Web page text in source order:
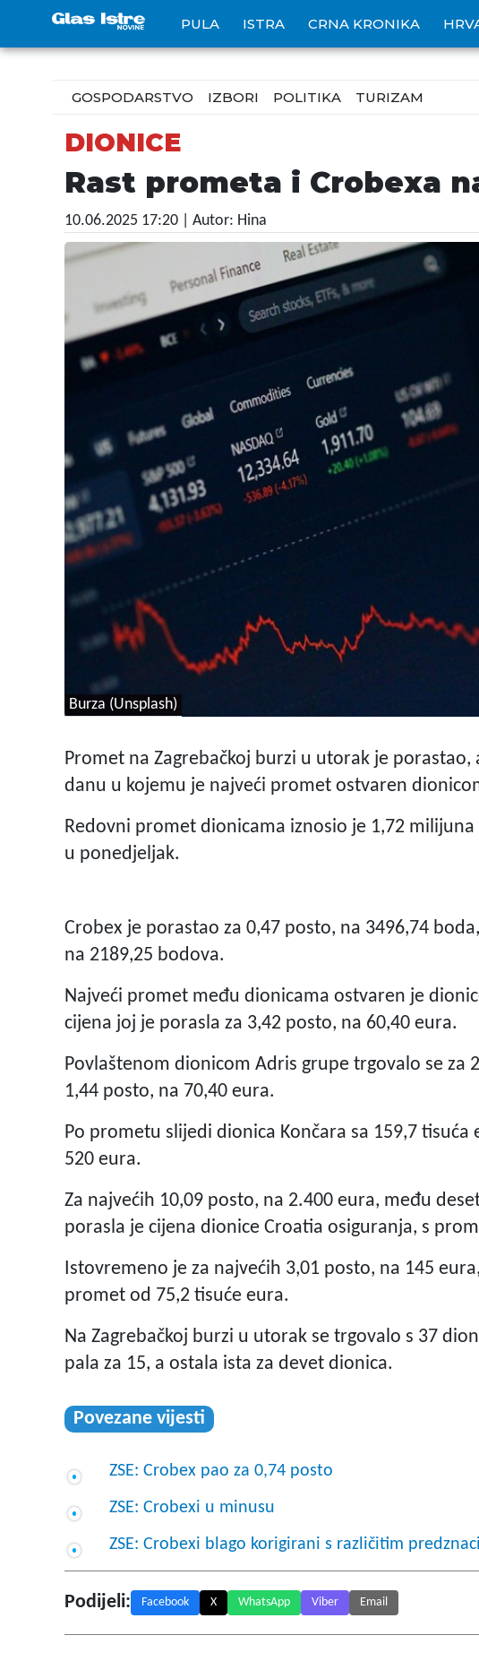
PULA ISTRA CRNA KRONIKA
GOSPODARSTVO IZBORI POLITIKA TURIZAM
DIONICE
Rast prometa i Crobexa
10.06.2025 17:20 | Autor: Hina
Burza (Unsplash)
Promet na Zagrebačkoj burzi u utorak je
danu u kojemu je najveći promet ostvaren
Redovni promet dionicama iznosio je 1,72
u ponedjeljak.
Crobex je porastao za 0,47 posto, na 3496,74
na 2189,25 bodova.
Najveći promet među dionicama ostvaren je
cijena joj je porasla za 3,42 posto, na 60,40 eura.
Povlaštenom dionicom Adris grupe trgovalo se za
1,44 posto, na 70,40 eura.
Po prometu slijedi dionica Končara sa 159,7
520 eura.
Za najvećih 10,09 posto, na 2.400 eura, među
porasla je cijena dionice Croatia osiguranja, s
Istovremeno je za najvećih 3,01 posto, na 145
promet od 75,2 tisuće eura.
Na Zagrebačkoj burzi u utorak se trgovalo s 37
pala za 15, a ostala ista za devet dionica.
Povezane vijesti
ZSE: Crobex pao za 0,74 posto
ZSE: Crobexi u minusu
ZSE: Crobexi blago korigirani s različitim
Podijeli: Facebook X WhatsApp Viber Email